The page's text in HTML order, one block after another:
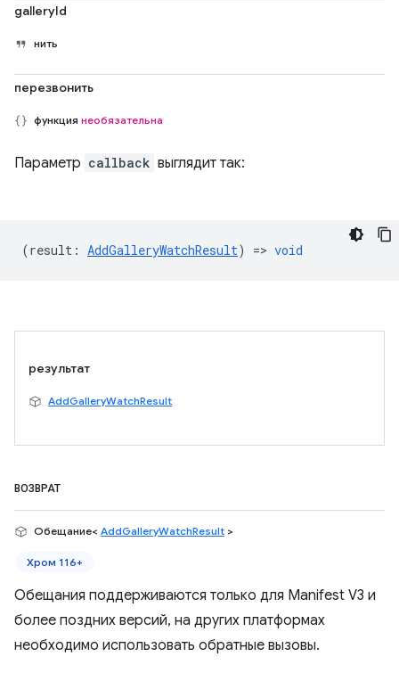
galleryId
нить
перезвонить
функция необязательна
Параметр callback выглядит так:
(result : AddGalleryWatchResult) => void
результат
AddGalleryWatchResult
ВОЗВРАТ
Обещание< AddGalleryWatchResult >
Хром 116+
Обещания поддерживаются только для Manifest V3 и
более поздних версий, на других платформах
необходимо использовать обратные вызовы.